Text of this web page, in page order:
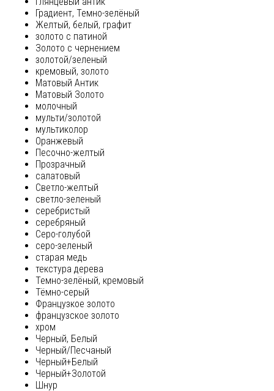
Градиент, Темно-зелёный
Желтый, белый, графит
золото с патиной
Золото с чернением
золотой/зеленый
кремовый, золото
Матовый Антик
Матовый Золото
молочный
мульти/золотой
мультиколор
Оранжевый
Песочно-желтый
Прозрачный
салатовый
Светло-желтый
светло-зеленый
серебристый
серебряный
Серо-голубой
серо-зеленый
старая медь
текстура дерева
Темно-зелёный, кремовый
Тёмно-серый
Французкое золото
французское золото
хром
Черный, Белый
Черный/Песчаный
Черный+Белый
Черный+Золотой
Шнур